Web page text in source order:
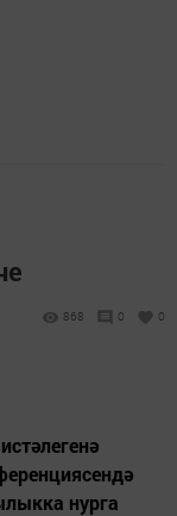
868 0 0
нурга